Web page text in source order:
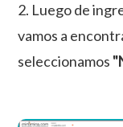
2. Luego de
vamos a
seleccionamos